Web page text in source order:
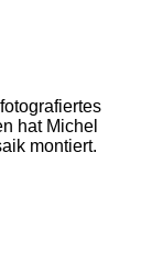
hat Michel
montiert.